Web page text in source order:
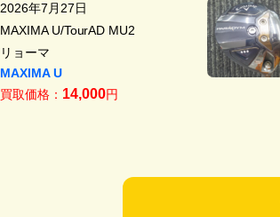
2026年7月27日
MAXIMA U/TourAD MU2
リョーマ
MAXIMA U
買取価格： 14,000円